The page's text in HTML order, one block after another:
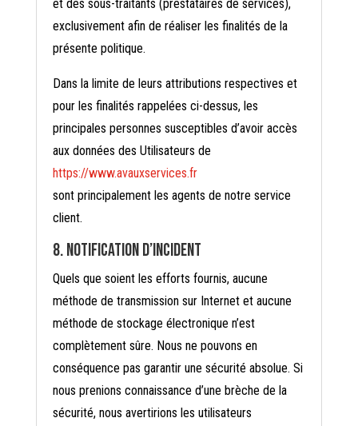
et des sous-traitants (prestataires de services),
exclusivement afin de réaliser les finalités de la
présente politique.
Dans la limite de leurs attributions respectives et
pour les finalités rappelées ci-dessus, les
principales personnes susceptibles d’avoir accès
aux données des Utilisateurs de
https://www.avauxservices.fr
sont principalement les agents de notre service
client.
8. Notification d’incident
Quels que soient les efforts fournis, aucune
méthode de transmission sur Internet et aucune
méthode de stockage électronique n’est
complètement sûre. Nous ne pouvons en
conséquence pas garantir une sécurité absolue. Si
nous prenions connaissance d’une brèche de la
sécurité, nous avertirions les utilisateurs